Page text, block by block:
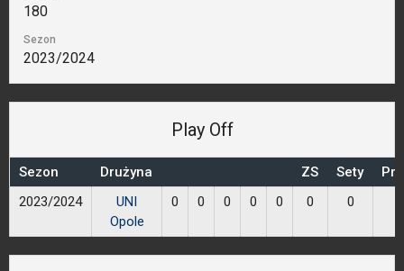
180
Sezon
2023/2024
Play Off
Sezon Drużyna ZS Sety
2023/2024
UNI
Opole
0 0 0 0 0 0 0